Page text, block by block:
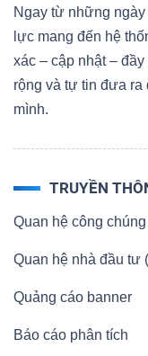
Ngay từ những
lực mang đến hệ
xác – cập nhật –
rộng và tự tin đưa ra
mình.
TRUYỀN
Quan hệ công
Quan hệ nhà đầu tư
Quảng cáo banner
Báo cáo phân tích